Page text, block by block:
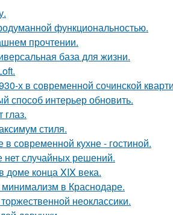
функциональностью.
прочтении.
база для жизни.
х в современной сочинской
способ интерьер обновить.
глаз.
стиля.
в современной кухне - гостиной.
нет случайных решений.
доме конца XIX века.
в Краснодаре.
неоклассики.